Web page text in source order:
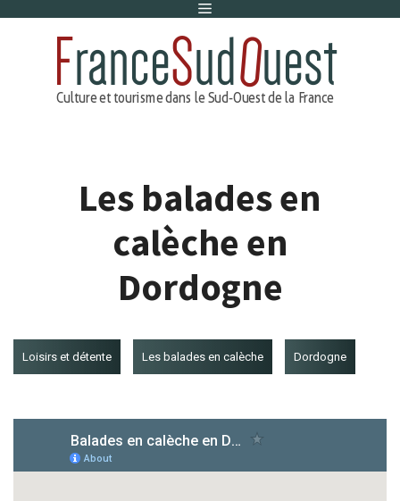
Menu
Les balades en
calèche en
Dordogne
Loisirs et détente Les balades en calèche Dordogne